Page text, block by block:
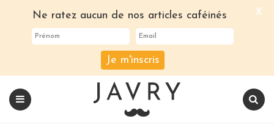
Le
blog
Javry
Coffee
Ne ratez aucun de nos articles caféinés
Je m'inscris
X